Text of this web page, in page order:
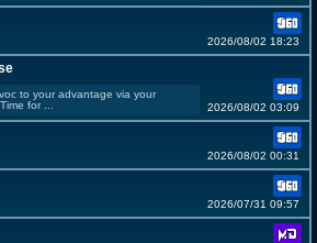
2026/08/02 18:23
to your advantage via your
for ...
2026/08/02 03:09
2026/08/02 00:31
2026/07/31 09:57